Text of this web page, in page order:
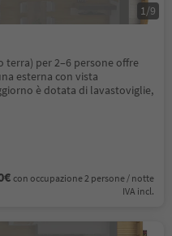
terra) per 2–6 persone offre
esterna con vista
è dotata di lavastoviglie,
con occupazione 2 persone / notte
IVA incl.
1 /9